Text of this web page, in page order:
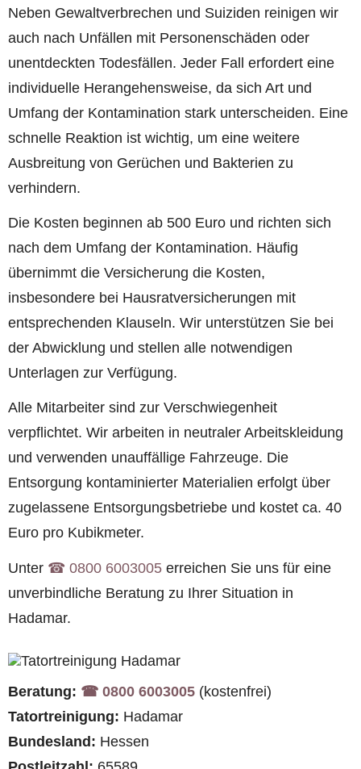
Neben Gewaltverbrechen und Suiziden reinigen wir
auch nach Unfällen mit Personenschäden oder
unentdeckten Todesfällen. Jeder Fall erfordert eine
individuelle Herangehensweise, da sich Art und
Umfang der Kontamination stark unterscheiden. Eine
schnelle Reaktion ist wichtig, um eine weitere
Ausbreitung von Gerüchen und Bakterien zu
verhindern.
Die Kosten beginnen ab 500 Euro und richten sich
nach dem Umfang der Kontamination. Häufig
übernimmt die Versicherung die Kosten,
insbesondere bei Hausratversicherungen mit
entsprechenden Klauseln. Wir unterstützen Sie bei
der Abwicklung und stellen alle notwendigen
Unterlagen zur Verfügung.
Alle Mitarbeiter sind zur Verschwiegenheit
verpflichtet. Wir arbeiten in neutraler Arbeitskleidung
und verwenden unauffällige Fahrzeuge. Die
Entsorgung kontaminierter Materialien erfolgt über
zugelassene Entsorgungsbetriebe und kostet ca. 40
Euro pro Kubikmeter.
Unter ☎︎ 0800 6003005 erreichen Sie uns für eine
unverbindliche Beratung zu Ihrer Situation in
Hadamar.
Beratung: ☎︎ 0800 6003005 (kostenfrei)
Tatortreinigung: Hadamar
Bundesland: Hessen